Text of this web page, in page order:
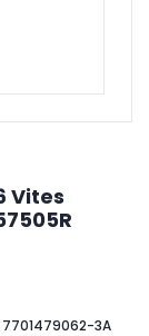
Vites
7701479062-3A